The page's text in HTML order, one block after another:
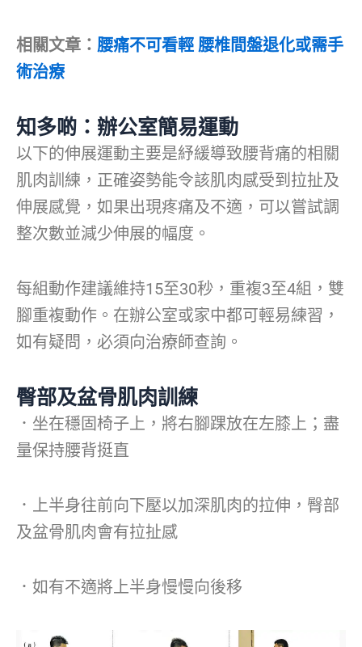
相關文章： 腰痛不可看輕 腰椎間盤退化或需手
術治療
知多啲：辦公室簡易運動
以下的伸展運動主要是紓緩導致腰背痛的相關
肌肉訓練，正確姿勢能令該肌肉感受到拉扯及
伸展感覺，如果出現疼痛及不適，可以嘗試調
整次數並減少伸展的幅度。
每組動作建議維持15至30秒，重複3至4組，雙
腳重複動作。在辦公室或家中都可輕易練習，
如有疑問，必須向治療師查詢。
臀部及盆骨肌肉訓練
．坐在穩固椅子上，將右腳踝放在左膝上；盡
量保持腰背挺直
．上半身往前向下壓以加深肌肉的拉伸，臀部
及盆骨肌肉會有拉扯感
．如有不適將上半身慢慢向後移